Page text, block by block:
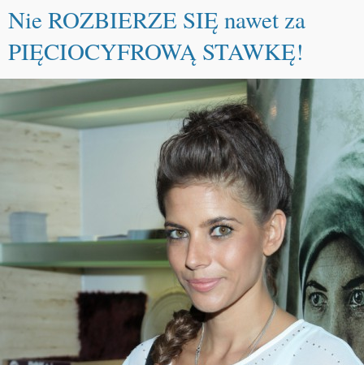
Nie ROZBIERZE SIĘ nawet za
PIĘCIOCYFROWĄ STAWKĘ!